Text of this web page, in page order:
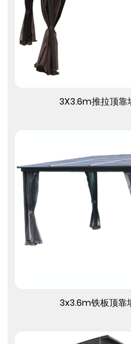
查看更多
3X3.6m推拉顶靠
查看更多
3x3.6m铁板顶靠